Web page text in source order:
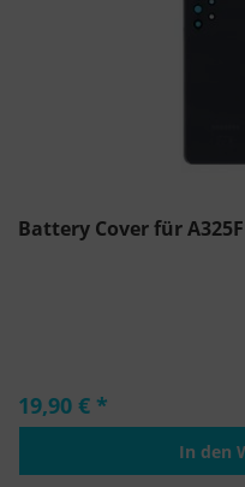
Battery Cover für
19,90 € *
In den